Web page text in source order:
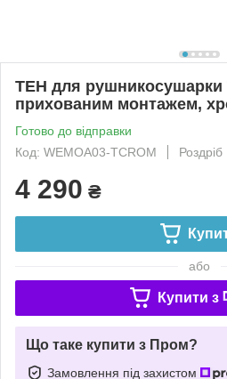
ТЕН для рушникосушарки
прихованим монтажем,
Готово до відправки
Код: WEMOA03-TCROM
Роздріб
4 290 ₴
або
Купити з
Що таке купити з Пром?
Замовлення під захистом